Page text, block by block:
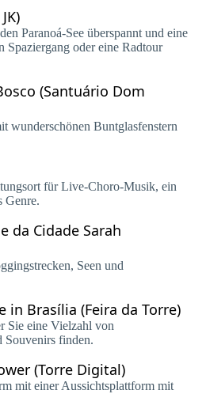
Paranoá-See überspannt und eine
Spaziergang oder eine Radtour
(Santuário Dom
wunderschönen Buntglasfenstern
für Live-Choro-Musik, ein
Genre.
da Cidade Sarah
Seen und
in Brasília (Feira da Torre)
Sie eine Vielzahl von
finden.
(Torre Digital)
mit einer Aussichtsplattform mit